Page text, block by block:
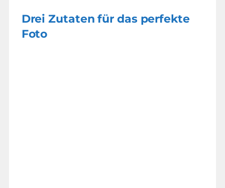
Drei Zutaten für das perfekte
Foto